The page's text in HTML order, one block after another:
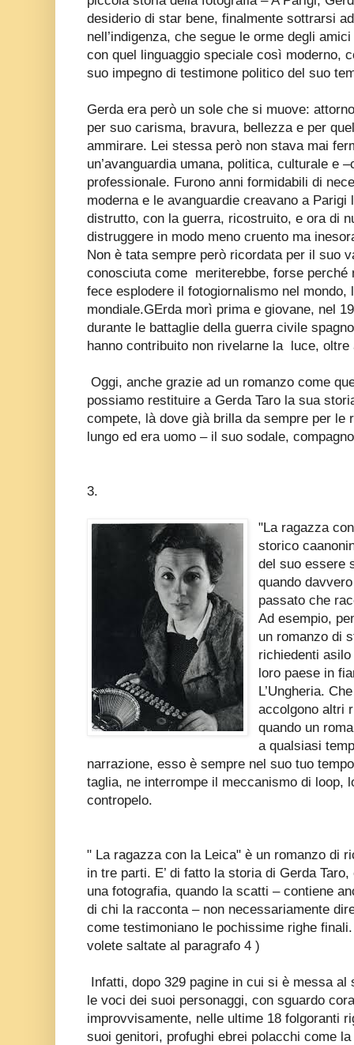
desiderio di star bene, finalmente sottrarsi
nell’indigenza, che segue le orme degli
con quel linguaggio speciale così moderno,
suo impegno di testimone politico del suo
Gerda era però un sole che si muove:
per suo carisma, bravura, bellezza e per
ammirare. Lei stessa però non stava mai
un’avanguardia umana, politica, culturale e
professionale. Furono anni formidabili di
moderna e le avanguardie creavano a Parigi
distrutto, con la guerra, ricostruito, e ora di
distruggere in modo meno cruento ma
Non è tata sempre però ricordata per il suo
conosciuta come meriterebbe, forse perché
fece esplodere il fotogiornalismo nel mondo,
mondiale.GErda morì prima e giovane, nel
durante le battaglie della guerra civile
hanno contribuito non rivelarne la luce,
Oggi, anche grazie ad un romanzo come
possiamo restituire a Gerda Taro la sua
compete, là dove già brilla da sempre per le
lungo ed era uomo – il suo sodale,
3.
"La ragazza
storico
del suo essere
quando
passato che
Ad esempio,
un romanzo di
richiedenti
loro paese in
L’Ungheria.
accolgono altri
quando un
a qualsiasi
narrazione, esso è sempre nel suo tuo
taglia, ne interrompe il meccanismo di loop,
contropelo.
" La ragazza con la Leica" è un romanzo di
in tre parti. E’ di fatto la storia di Gerda
una fotografia, quando la scatti – contiene
di chi la racconta – non necessariamente
come testimoniano le pochissime righe
volete saltate al paragrafo 4 )
Infatti, dopo 329 pagine in cui si è messa
le voci dei suoi personaggi, con sguardo
improvvisamente, nelle ultime 18 folgoranti
suoi genitori, profughi ebrei polacchi come